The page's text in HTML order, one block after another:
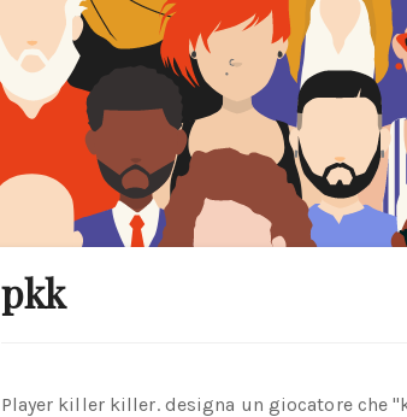
pkk
Player killer killer. designa un giocatore che